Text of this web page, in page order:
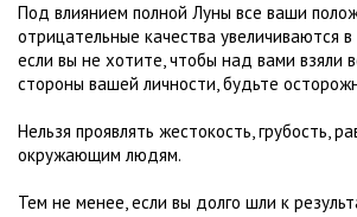
Под влиянием полной Луны все ваши
отрицательные качества увеличиваются в
если вы не хотите, чтобы над вами взяли
стороны вашей личности, будьте
Нельзя проявлять жестокость, грубость,
окружающим людям.
Тем не менее, если вы долго шли к